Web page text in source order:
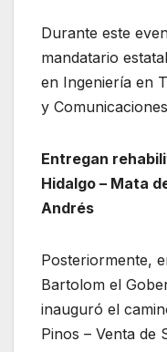
Durante este
mandatario
en Ingeniería en
y
Entregan
Hidalgo – Mata
Andrés
Posteriormente,
Bartolom el
inauguró el
Pinos – Venta de